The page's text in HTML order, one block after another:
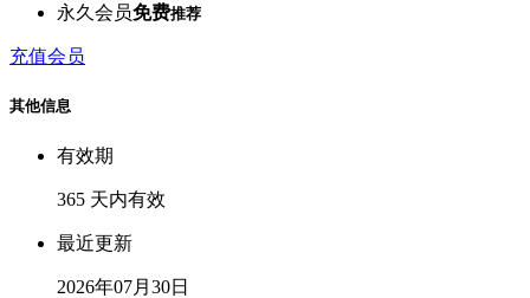
永久会员免费推荐
充值会员
其他信息
有效期
365 天内有效
最近更新
2026年07月30日